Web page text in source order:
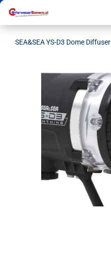
SEA&SEA YS-D3 Dome Diffuser